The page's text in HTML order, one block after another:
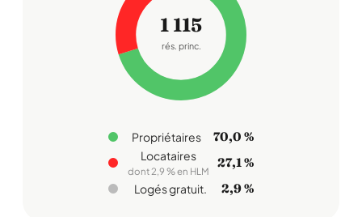
1 115
rés. princ.
Propriétaires 70,0 %
Locataires
dont 2,9 % en HLM
27,1 %
Logés gratuit. 2,9 %